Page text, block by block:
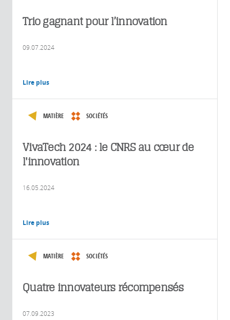
Trio gagnant pour l’innovation
09.07.2024
Lire plus
MATIÈRE SOCIÉTÉS
VivaTech 2024 : le CNRS au cœur de
l'innovation
16.05.2024
Lire plus
MATIÈRE SOCIÉTÉS
Quatre innovateurs récompensés
07.09.2023